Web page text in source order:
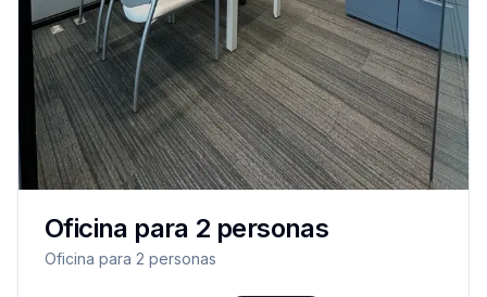
Oficina para 2 personas
Oficina para 2 personas